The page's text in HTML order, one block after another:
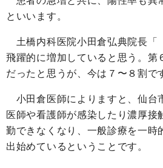
といいます。
土橋内科医院小田倉弘典院長「
飛躍的に増加していると思う。第
だったと思うが、今は７〜８割で
小田倉医師によりますと、仙台
医師や看護師が感染したり濃厚接
勤できなくなり、一般診療を一時
出始めているということです。